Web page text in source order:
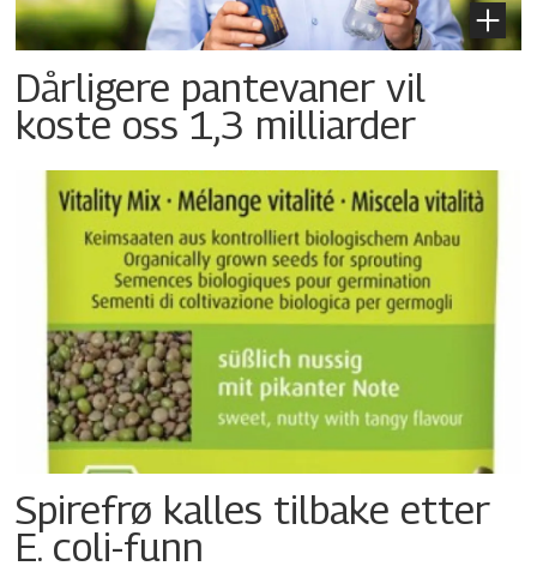
Dårligere pantevaner vil
koste oss 1,3 milliarder
Spirefrø kalles tilbake etter
E. coli-funn